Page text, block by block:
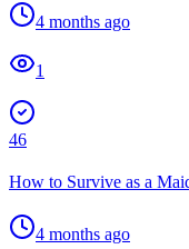
4 months ago
1
46
How to Survive as a
4 months ago